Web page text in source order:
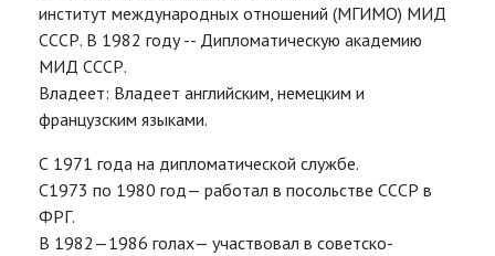
институт международных отношений (МГИМО) МИД
СССР. В 1982 году -- Дипломатическую академию
МИД СССР.
Владеет: Владеет английским, немецким и
французским языками.
С 1971 года на дипломатической службе.
С1973 по 1980 год— работал в посольстве СССР в
ФРГ.
В 1982—1986 голах— участвовал в советско-